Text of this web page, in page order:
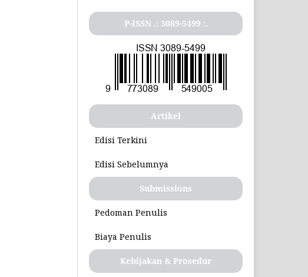
P-ISSN .: 3089-5499 :.
Artikel
Edisi Terkini
Edisi Sebelumnya
Submissions
Pedoman Penulis
Biaya Penulis
Kebijakan & Prosedur